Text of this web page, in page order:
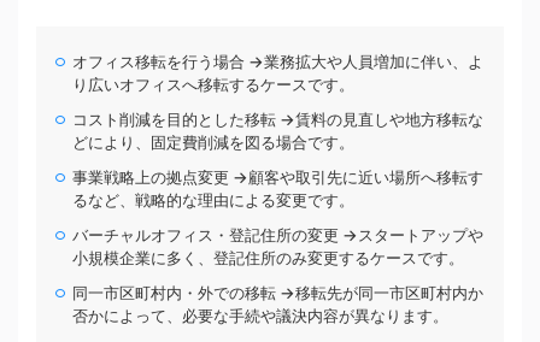
オフィス移転を行う場合 →業務拡大や人員増加に伴い、よ
り広いオフィスへ移転するケースです。
コスト削減を目的とした移転 →賃料の見直しや地方移転な
どにより、固定費削減を図る場合です。
事業戦略上の拠点変更 →顧客や取引先に近い場所へ移転す
るなど、戦略的な理由による変更です。
バーチャルオフィス・登記住所の変更 →スタートアップや
小規模企業に多く、登記住所のみ変更するケースです。
同一市区町村内・外での移転 →移転先が同一市区町村内か
否かによって、必要な手続や議決内容が異なります。